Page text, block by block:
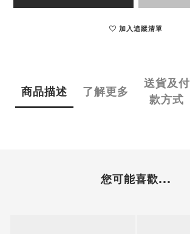
加入追蹤清單
商品描述 了解更多
送貨及付
款方式
您可能喜歡...